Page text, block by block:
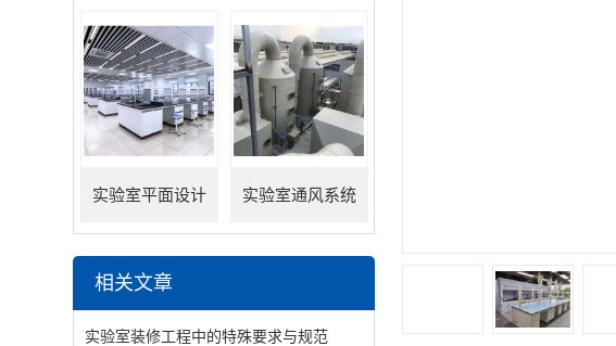
实验室平面设计 实验室通风系统
相关文章
实验室装修工程中的特殊要求与规范